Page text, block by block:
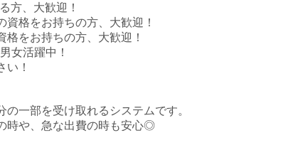
方、大歓迎！
格をお持ちの方、大歓迎！
をお持ちの方、大歓迎！
女活躍中！
い！
の一部を受け取れるシステムです。
時や、急な出費の時も安心◎